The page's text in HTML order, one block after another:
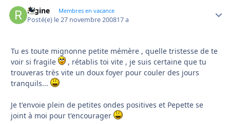
regine Membres en vacance
Posté(e) le 27 novembre 200817 a
Tu es toute mignonne petite mémère , quelle tristesse de te
voir si fragile
, rétablis toi vite , je suis certaine que tu
trouveras très vite un doux foyer pour couler des jours
tranquils...
Je t'envoie plein de petites ondes positives et Pepette se
joint à moi pour t'encourager